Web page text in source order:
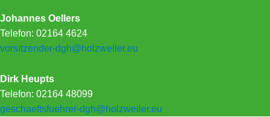
Johannes Oellers
Telefon: 02164 4624
vorsitzender-dgh@holzweiler.eu
Dirk Heupts
Telefon: 02164 48099
geschaeftsfuehrer-dgh@holzweiler.eu